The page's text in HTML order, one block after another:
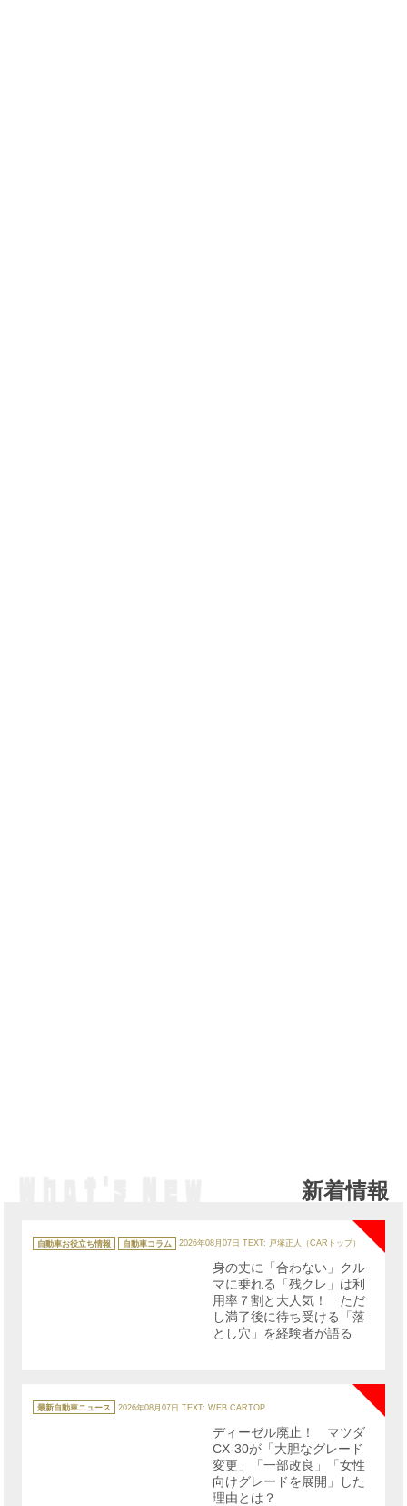
新着情報
テ
ゴ
自動車お役立ち情報 自動車コラム 2026年08月07日 TEXT: 戸塚正人（CARトップ）
NEW
身の丈に「合わない」クル
マに乗れる「残クレ」は利
用率７割と大人気！ ただ
し満了後に待ち受ける「落
とし穴」を経験者が語る
テ
ゴ
最新自動車ニュース 2026年08月07日 TEXT: WEB CARTOP
ディーゼル廃止！ マツダ
CX-30が「大胆なグレード
変更」「一部改良」「女性
向けグレードを展開」した
理由とは？